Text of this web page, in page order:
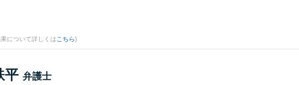
について詳しくは こちら)
平 弁護士